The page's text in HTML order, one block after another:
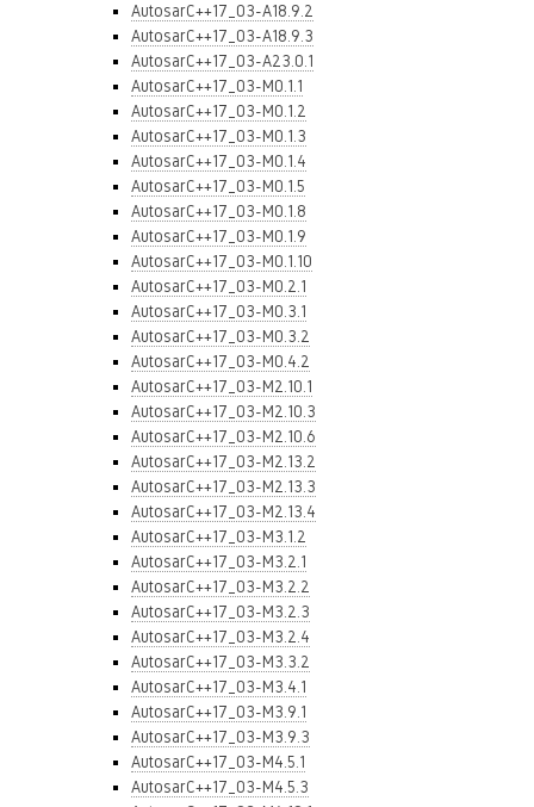
AutosarC++17_03-A18.9.2
AutosarC++17_03-A18.9.3
AutosarC++17_03-A23.0.1
AutosarC++17_03-M0.1.1
AutosarC++17_03-M0.1.2
AutosarC++17_03-M0.1.3
AutosarC++17_03-M0.1.4
AutosarC++17_03-M0.1.5
AutosarC++17_03-M0.1.8
AutosarC++17_03-M0.1.9
AutosarC++17_03-M0.1.10
AutosarC++17_03-M0.2.1
AutosarC++17_03-M0.3.1
AutosarC++17_03-M0.3.2
AutosarC++17_03-M0.4.2
AutosarC++17_03-M2.10.1
AutosarC++17_03-M2.10.3
AutosarC++17_03-M2.10.6
AutosarC++17_03-M2.13.2
AutosarC++17_03-M2.13.3
AutosarC++17_03-M2.13.4
AutosarC++17_03-M3.1.2
AutosarC++17_03-M3.2.1
AutosarC++17_03-M3.2.2
AutosarC++17_03-M3.2.3
AutosarC++17_03-M3.2.4
AutosarC++17_03-M3.3.2
AutosarC++17_03-M3.4.1
AutosarC++17_03-M3.9.1
AutosarC++17_03-M3.9.3
AutosarC++17_03-M4.5.1
AutosarC++17_03-M4.5.3